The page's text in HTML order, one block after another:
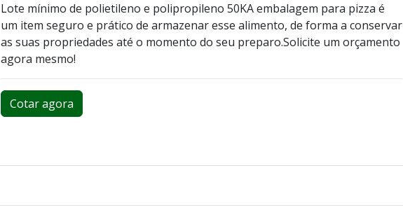
Lote mínimo de polietileno e polipropileno 50KA embalagem para pizza é
um item seguro e prático de armazenar esse alimento, de forma a conservar
as suas propriedades até o momento do seu preparo.Solicite um orçamento
agora mesmo!
Cotar agora